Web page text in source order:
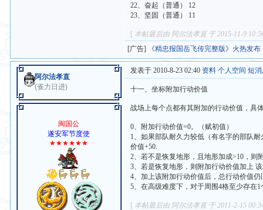
22、奋起（普通） 12
23、坚固（普通） 11
[ 本帖最后由 阿尔法孝直 于 2015-11-9
[广告]
《精忠报国岳飞传完整版》火热发布
阿尔法孝直
(雀力日进)
闽国公
遂安军节度使
★★★★★★
发表于 2010-8-23 02:40 资料 个人空间 短
十一、坐标附加行动价值
战场上每个点都有其附加的行动价值，具
0、附加行动价值=0。（赋初值）
1、如果部队耐久力较低（有名字的部队
价值+50.
2、若不是恢复地形，且地形加成>10，则
3、若是恢复地形，则附加行动价值加上
4、加上该附加行动价值后，总行动价值仍
5、在高级难度下，对于周围4格至少存在
[ 本帖最后由 阿尔法孝直 于 2011-2-15